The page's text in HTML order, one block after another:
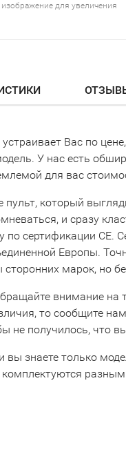
для увеличения
устраивает Вас по
У нас есть
для вас
который
и сразу
по сертификации CE.
Европы.
марок, но
внимание
то сообщите
не получилось, что
вы знаете только